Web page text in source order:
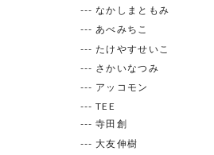
--- なかしまともみ
--- あべみちこ
--- たけやすせいこ
--- さかいなつみ
--- アッコモン
--- TEE
--- 寺田創
--- 大友伸樹